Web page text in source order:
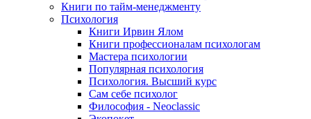
Книги по тайм-менеджменту
Психология
Книги Ирвин Ялом
Книги профессионалам психологам
Мастера психологии
Популярная психология
Психология. Высший курс
Сам себе психолог
Философия - Neoclassic